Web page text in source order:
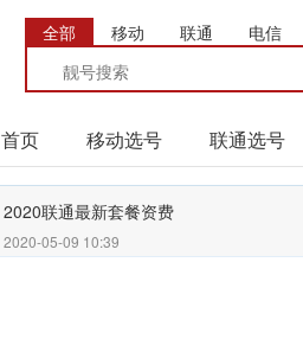
全部 移动 联通 电信
首页 移动选号 联通选号
2020​联通最新套餐资费
2020-05-09 10:39